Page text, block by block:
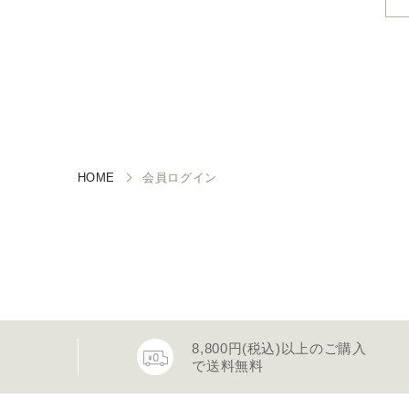
HOME 会員ログイン
8,800円(税込)以上のご購入
で送料無料